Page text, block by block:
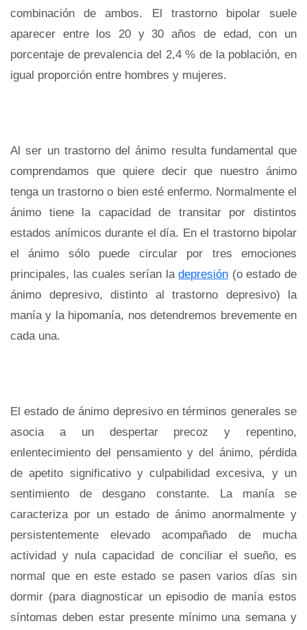
combinación de ambos. El trastorno bipolar suele
aparecer entre los 20 y 30 años de edad, con un
porcentaje de prevalencia del 2,4 % de la población, en
igual proporción entre hombres y mujeres.
Al ser un trastorno del ánimo resulta fundamental que
comprendamos que quiere decir que nuestro ánimo
tenga un trastorno o bien esté enfermo. Normalmente el
ánimo tiene la capacidad de transitar por distintos
estados anímicos durante el día. En el trastorno bipolar
el ánimo sólo puede circular por tres emociones
principales, las cuales serían ladepresión (o estado de
ánimo depresivo, distinto al trastorno depresivo) la
manía y la hipomanía, nos detendremos brevemente en
cada una.
El estado de ánimo depresivo en términos generales se
asocia a un despertar precoz y repentino,
enlentecimiento del pensamiento y del ánimo, pérdida
de apetito significativo y culpabilidad excesiva, y un
sentimiento de desgano constante. La manía se
caracteriza por un estado de ánimo anormalmente y
persistentemente elevado acompañado de mucha
actividad y nula capacidad de conciliar el sueño, es
normal que en este estado se pasen varios días sin
dormir (para diagnosticar un episodio de manía estos
síntomas deben estar presente mínimo una semana y